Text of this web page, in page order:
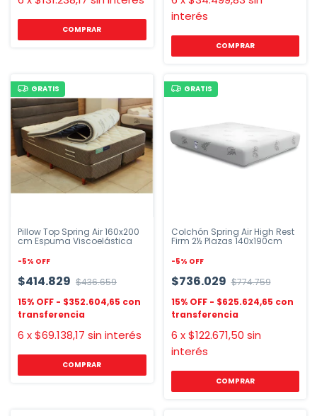
COMPRAR
interés
COMPRAR
GRATIS
Pillow Top Spring Air 160x200
cm Espuma Viscoelástica
-5% OFF
$414.829 $436.659
$352.604,65
6 x$69.138,17 sin interés
COMPRAR
GRATIS
Colchón Spring Air High Rest
Firm 2½ Plazas 140x190cm
-5% OFF
$736.029 $774.759
$625.624,65
6 x$122.671,50 sin
interés
COMPRAR